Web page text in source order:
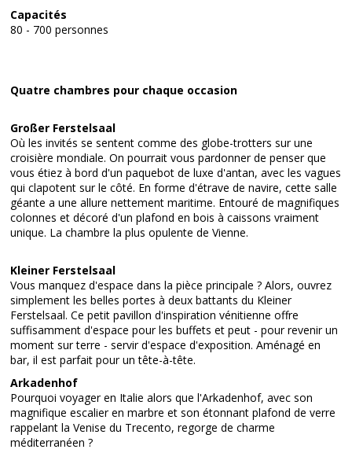
Capacités
80 - 700 personnes
Quatre chambres pour chaque occasion
Großer Ferstelsaal
Où les invités se sentent comme des globe-trotters sur une
croisière mondiale. On pourrait vous pardonner de penser que
vous étiez à bord d'un paquebot de luxe d'antan, avec les vagues
qui clapotent sur le côté. En forme d'étrave de navire, cette salle
géante a une allure nettement maritime. Entouré de magnifiques
colonnes et décoré d'un plafond en bois à caissons vraiment
unique. La chambre la plus opulente de Vienne.
Kleiner Ferstelsaal
Vous manquez d'espace dans la pièce principale ? Alors, ouvrez
simplement les belles portes à deux battants du Kleiner
Ferstelsaal. Ce petit pavillon d'inspiration vénitienne offre
suffisamment d'espace pour les buffets et peut - pour revenir un
moment sur terre - servir d'espace d'exposition. Aménagé en
bar, il est parfait pour un tête-à-tête.
Arkadenhof
Pourquoi voyager en Italie alors que l'Arkadenhof, avec son
magnifique escalier en marbre et son étonnant plafond de verre
rappelant la Venise du Trecento, regorge de charme
méditerranéen ?